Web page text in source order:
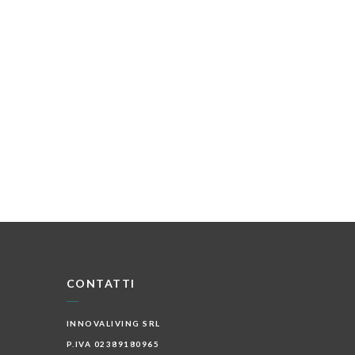
CONTATTI
INNOVALIVING SRL
P.IVA 02389180965